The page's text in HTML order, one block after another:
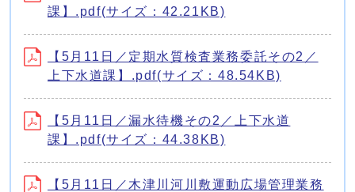
課】.pdf(サイズ：42.21KB)
【5月11日／定期水質検査業務委託その2／
上下水道課】.pdf(サイズ：48.54KB)
【5月11日／漏水待機その2／上下水道
課】.pdf(サイズ：44.38KB)
【5月11日／木津川河川敷運動広場管理業務